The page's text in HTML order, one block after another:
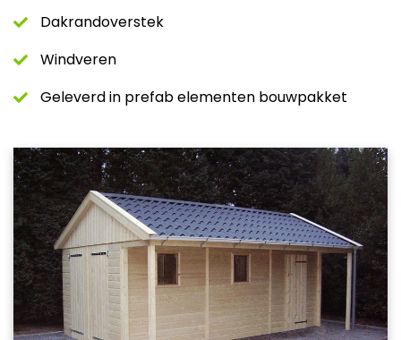
Dakrandoverstek
Windveren
Geleverd in prefab elementen bouwpakket